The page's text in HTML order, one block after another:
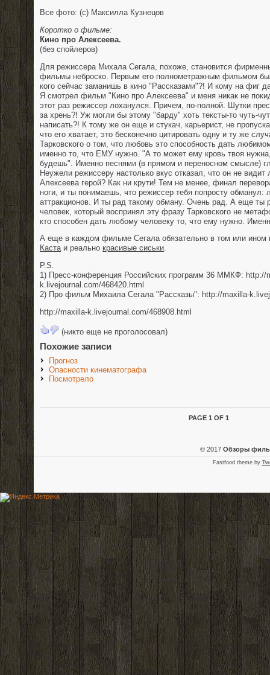
Все фото: (с) Максилла Кузнецов
Коротко о фильме:
Кино про Алексеева.
(без спойлеров)
Для режиссера Михала Сегала, похоже, становится
фильмы неброско. Первым его полнометражным фильмом
кого сейчас заманишь в кино "Рассказами"?! И кому на фиг
Я смотрел фильм "Кино про Алексеева" и меня никак не
этот раз режиссер лоханулся. Причем, по-полной. Шутки
за хрень?! Уж могли бы этому "барду" хоть тексты-то чуть-
написать?! К тому же он еще и стукач, карьерист, не
что его хватает, это бесконечно цитировать одну и ту же
Тарковского о том, что любовь это способность дать
именно то, что ЕМУ нужно. "А то может ему кровь твоя
будешь". Именно песнями (в прямом и переносном смысле)
Неужели режиссеру настолько вкус отказал, что он не видит
Алексеева герой? Как ни крути! Тем не менее, финал
ноги, и ты понимаешь, что режиссер тебя попросту обманул:
аттракционов. И ты рад такому обману. Очень рад. А еще ты
человек, который воспринял эту фразу Тарковского не
кто способен дать любому человеку то, что ему нужно.
А еще в каждом фильме Сегала обязательно в том или ином
Кастаи реально красивые сиськи.
P.S.
1) Пресс-конференция Российских программ 36 ММКФ: http://
k.livejournal.com/468420.html
2) Про фильм Михаила Сегала "Рассказы": http://maxilla-
http://maxilla-k.livejournal.com/468908.html
(никто еще не проголосовал)
Похожие записи
Прогноз
Опасности кинематографа
Посмотрело
PAGE 1 OF 1
© 2017 Обзоры
Fastfood theme by